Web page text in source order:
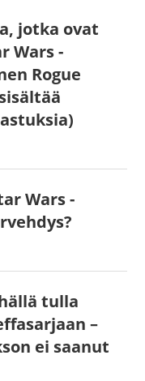
jotka ovat
Wars -
Rogue
Wars -
tulla
–
ei saanut